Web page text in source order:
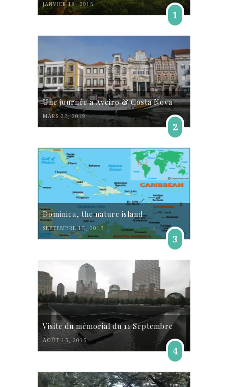
JANVIER 18, 2016
1
Une journée à Aveiro & Costa Nova
MARS 22, 2019
2
Dominica, the nature island
SEPTEMBRE 15, 2012
3
Visite du mémorial du 11 Septembre
AOÛT 15, 2015
4